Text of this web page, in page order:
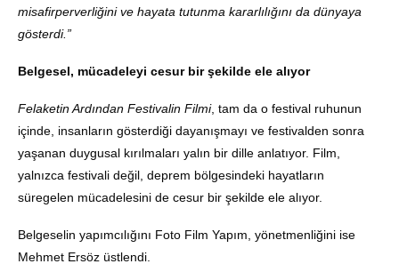
misafirperverliğini ve hayata tutunma kararlılığını da dünyaya
gösterdi.”
Belgesel, mücadeleyi cesur bir şekilde ele alıyor
Felaketin Ardından Festivalin Filmi, tam da o festival ruhunun
içinde, insanların gösterdiği dayanışmayı ve festivalden sonra
yaşanan duygusal kırılmaları yalın bir dille anlatıyor. Film,
yalnızca festivali değil, deprem bölgesindeki hayatların
süregelen mücadelesini de cesur bir şekilde ele alıyor.
Belgeselin yapımcılığını Foto Film Yapım, yönetmenliğini ise
Mehmet Ersöz üstlendi.